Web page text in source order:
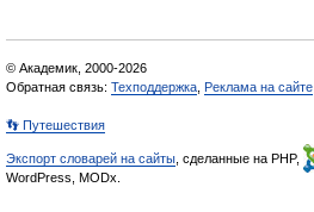
© Академик, 2000-2026
Обратная связь: Техподдержка Реклама на сайте
👣 Путешествия
Экспорт словарей на сайты , сделанные на PHP,
WordPress, MODx.